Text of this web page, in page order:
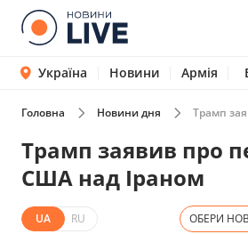
Україна Новини Армія
Головна Новини дня Трамп
Трамп заявив про
США над Іраном
UA RU ОБЕРИ